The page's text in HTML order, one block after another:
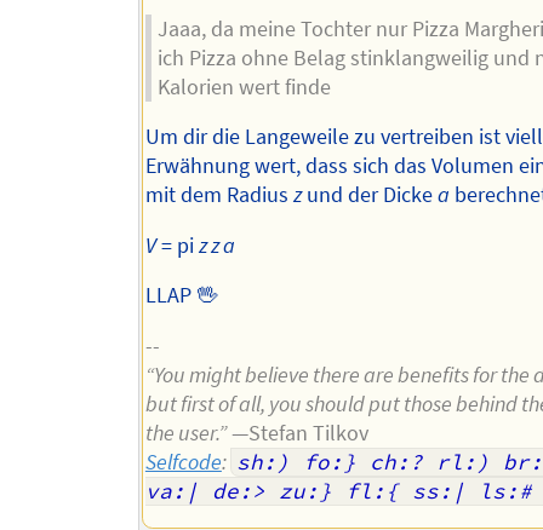
Jaaa, da meine Tochter nur Pizza
ich Pizza ohne Belag stinklangweilig und
Kalorien wert finde
Um dir die Langeweile zu vertreiben ist
Erwähnung wert, dass sich das Volumen
mit dem Radius zund der Dickea
V= piz z a
LLAP 🖖
--
“You might believe there are benefits for the
but first of all, you should put those behind
the user.”—Stefan Tilkov
Selfcode: sh:) fo:} ch:? rl:)
va:| de:> zu:} fl:{ ss:|